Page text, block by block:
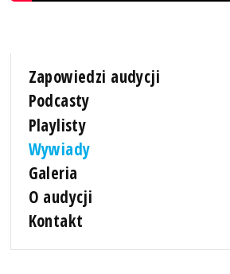
Zapowiedzi audycji
Podcasty
Playlisty
Wywiady
Galeria
O audycji
Kontakt